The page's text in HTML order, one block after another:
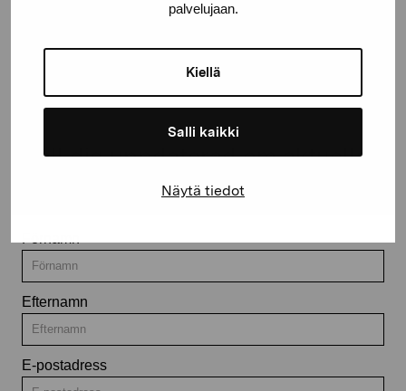
palvelujaan.
Kiellä
Salli kaikki
Näytä tiedot
Kontakta oss
Håll dig uppdaterad om aktuella
utställningar och evenemang
Efternamn
E-postadress